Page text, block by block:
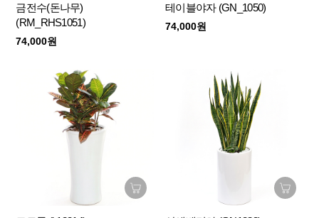
금전수(돈나무)
(RM_RHS1051)
74,000원
테이블야자 (GN_1050)
74,000원